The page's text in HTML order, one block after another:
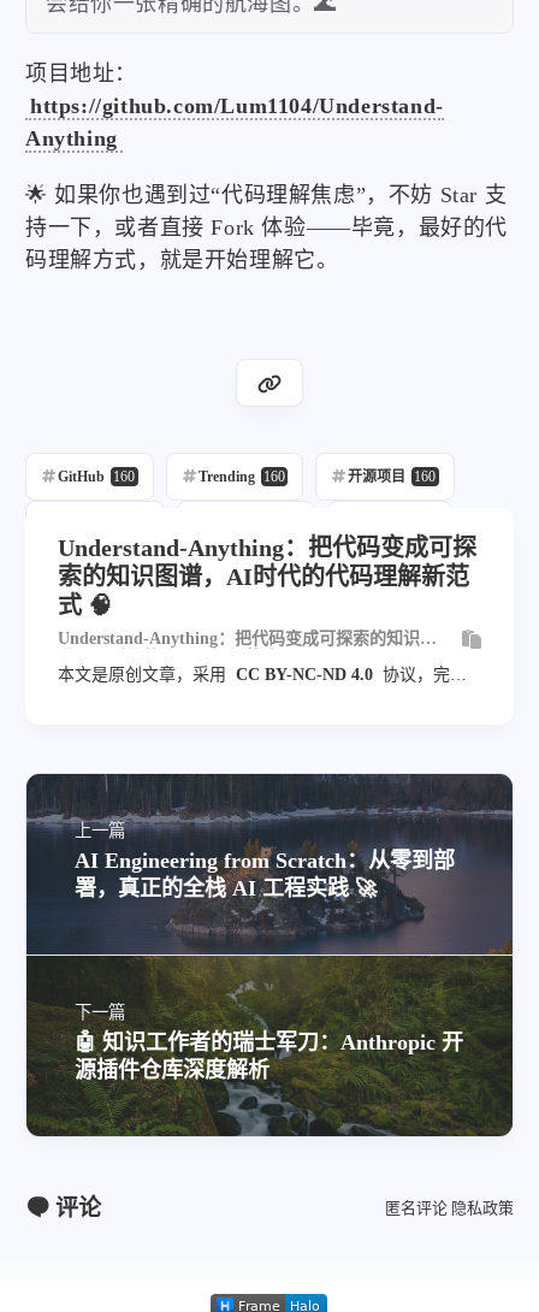
项目地址：
https://github.com/Lum1104/Understand-
Anything
🌟 如果你也遇到过“代码理解焦虑”，不妨 Star 支
持一下，或者直接 Fork 体验——毕竟，最好的代
码理解方式，就是开始理解它。
GitHub 160 Trending 160 开源项目 160
Cli 13
Understand-Anything：把代码变成可探
索的知识图谱，AI时代的代码理解新范
式 🧠
Understand-Anything：把代码变成可探索的知识图
本文是原创文章，采用
CC BY-NC-ND 4.0 协议，完整
上一篇
AI Engineering from Scratch：从零到部
署，真正的全栈 AI 工程实践 🚀
下一篇
🤖 知识工作者的瑞士军刀：Anthropic 开
源插件仓库深度解析
评论 匿名评论 隐私政策